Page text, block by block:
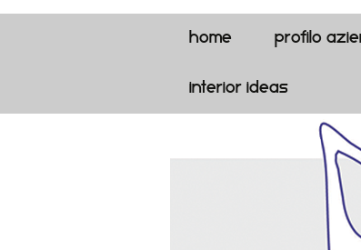
Home profilo
interior ideas